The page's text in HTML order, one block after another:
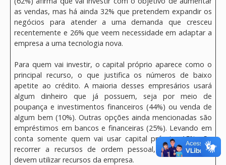
as vendas, mas há ainda 32% que pretendem expandir os
negócios para atender a uma demanda que cresceu
recentemente e 26% que veem necessidade em adaptar a
empresa a uma tecnologia nova.
Para quem vai investir, o capital próprio aparece como o
principal recurso, o que justifica os números de baixo
apetite ao crédito. A maioria desses empresários usará
algum dinheiro que já possuem, seja por meio de
poupança e investimentos financeiros (44%) ou venda de
algum bem (10%). Outras opções ainda mencionadas são
empréstimos em bancos e financeiras (25%). Levando em
conta somente quem vai usar capital próprio, 15% vão
recorrer a recursos de ordem pessoal, enquanto 65%
devem utilizar recursos da empresa.